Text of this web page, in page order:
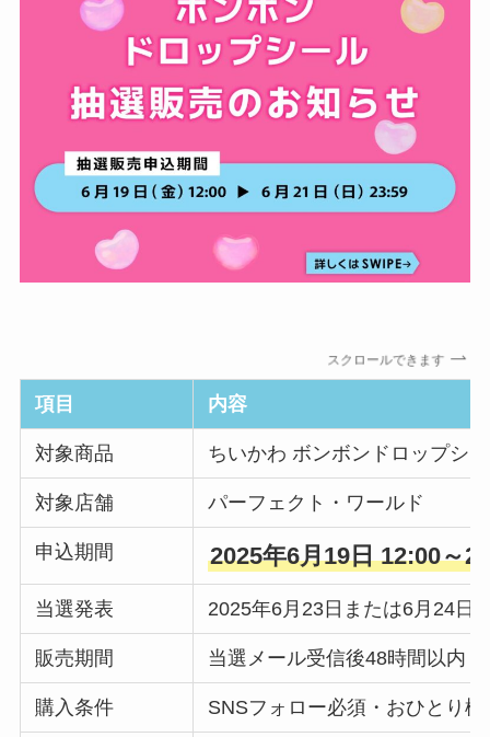
スクロールできます
項目 内容
対象商品 ちいかわ ボンボンドロップシ
対象店舗 パーフェクト・ワールド
申込期間 2025年6月19日 12:00～
当選発表 2025年6月23日または6月24日
販売期間 当選メール受信後48時間以内
購入条件 SNSフォロー必須・おひとり